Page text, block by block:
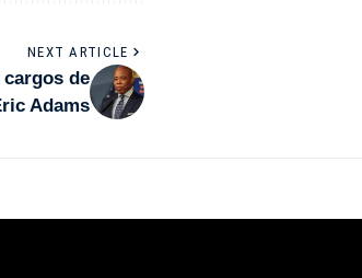
NEXT ARTICLE
de
Adams